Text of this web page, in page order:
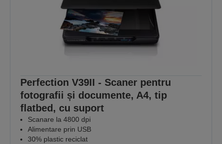
Perfection V39II - Scaner pentru
fotografii și documente, A4, tip
flatbed, cu suport
Scanare la 4800 dpi
Alimentare prin USB
30% plastic reciclat